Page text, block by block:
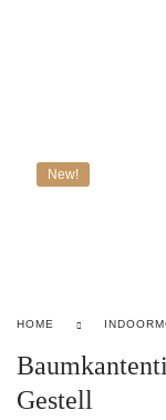
New!
HOME
Gestell